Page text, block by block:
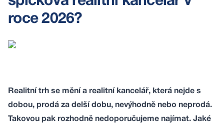
roce 2026?
Realitní trh se mění a realitní kancelář, která nejde s
dobou, prodá za delší dobu, nevýhodně nebo neprodá.
Takovou pak rozhodně nedoporučujeme najímat. Jaké